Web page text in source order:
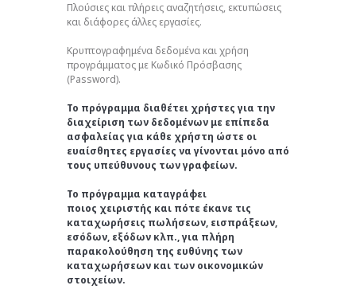
Πλούσιες και πλήρεις αναζητήσεις, εκτυπώσεις
και διάφορες άλλες εργασίες.
Κρυπτογραφημένα δεδομένα και χρήση
προγράμματος με Κωδικό Πρόσβασης
(Password).
Το πρόγραμμα διαθέτει χρήστες για την
διαχείριση των δεδομένων με επίπεδα
ασφαλείας για κάθε χρήστη ώστε οι
ευαίσθητες εργασίες να γίνονται μόνο από
τους υπεύθυνους των γραφείων.
Το πρόγραμμα καταγράφει
ποιος χειριστής και πότε έκανε τις
καταχωρήσεις πωλήσεων, εισπράξεων,
εσόδων, εξόδων κλπ., για πλήρη
παρακολούθηση της ευθύνης των
καταχωρήσεων και των οικονομικών
στοιχείων.